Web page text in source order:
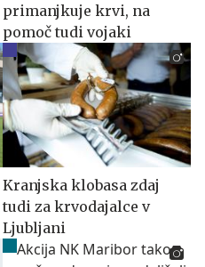
primanjkuje krvi, na
pomoč tudi vojaki
Kranjska klobasa zdaj
tudi za krvodajalce v
Ljubljani